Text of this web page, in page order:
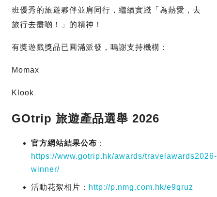
班優秀的旅遊夥伴並肩同行，繼續實踐「為熱愛，去
旅行去盡啲！」的精神！
有獎遊戲獎品已圓滿派發，嗚謝支持機構：
Momax
Klook
GOtrip 旅遊產品選舉 2026
官方網站結果公布 ：
https://www.gotrip.hk/awards/travelawards2026-
winner/
活動花絮相片： http://p.nmg.com.hk/e9qruz